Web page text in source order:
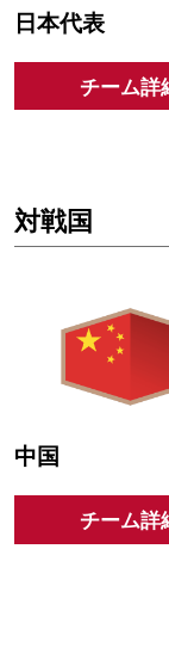
日本代表
チーム詳
対戦国
中国
チーム詳